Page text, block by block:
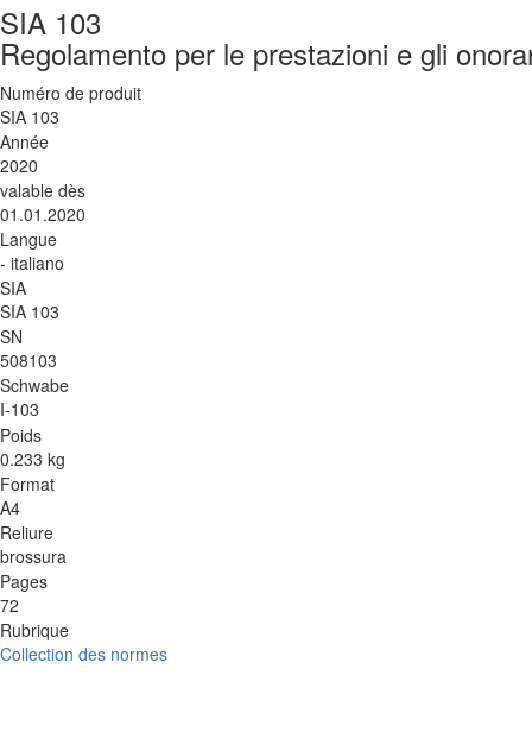
SIA 103
Regolamento per le prestazioni e gli
Numéro de produit
SIA 103
Année
2020
valable dès
01.01.2020
Langue
- italiano
SIA
SIA 103
SN
508103
Schwabe
I-103
Poids
0.233 kg
Format
A4
Reliure
brossura
Pages
72
Rubrique
Collection des normes